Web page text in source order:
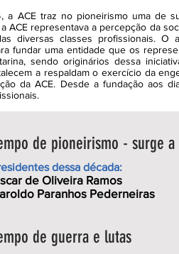
a ACE traz no pioneirismo uma de
ACE representava a percepção da
diversas classes profissionais.
fundar uma entidade que os
sendo originários dessa
a respaldam o exercício da
da ACE. Desde a fundação aos
de pioneirismo - surge a
dessa década:
de Oliveira Ramos
Paranhos Pederneiras
de guerra e lutas